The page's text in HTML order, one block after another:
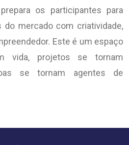
os participantes para
mercado com criatividade,
Este é um espaço
vida, projetos se tornam
se tornam agentes de